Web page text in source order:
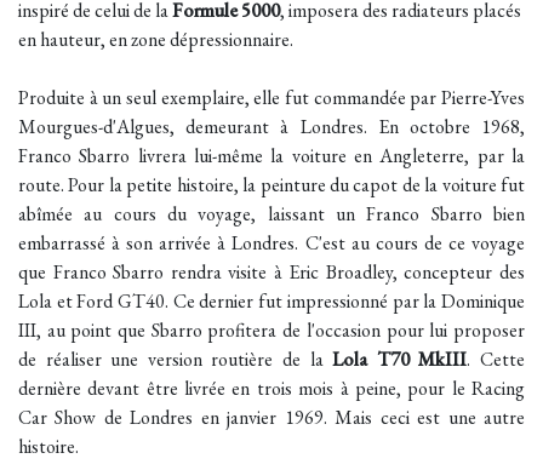
inspiré de celui de laFormule 5000, imposera des radiateurs placés
en hauteur, en zone dépressionnaire.
Produite à un seul exemplaire, elle fut commandée par Pierre-Yves
Mourgues-d'Algues, demeurant à Londres. En octobre 1968,
Franco Sbarro livrera lui-même la voiture en Angleterre, par la
route. Pour la petite histoire, la peinture du capot de la voiture fut
abîmée au cours du voyage, laissant un Franco Sbarro bien
embarrassé à son arrivée à Londres. C'est au cours de ce voyage
que Franco Sbarro rendra visite à Eric Broadley, concepteur des
Lola et Ford GT40. Ce dernier fut impressionné par la Dominique
III, au point que Sbarro profitera de l'occasion pour lui proposer
de réaliser une version routière de laLola T70 MkIII. Cette
dernière devant être livrée en trois mois à peine, pour le Racing
Car Show de Londres en janvier 1969. Mais ceci est une autre
histoire.